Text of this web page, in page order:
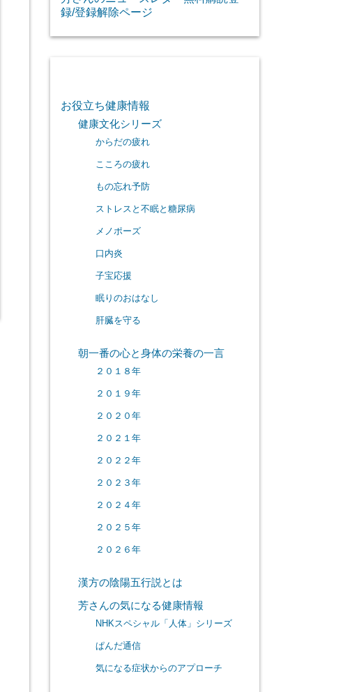
録/登録解除ページ
お役立ち健康情報
健康文化シリーズ
からだの疲れ
こころの疲れ
もの忘れ予防
ストレスと不眠と糖尿病
メノポーズ
口内炎
子宝応援
眠りのおはなし
肝臓を守る
朝一番の心と身体の栄養の一言
２０１８年
２０１９年
２０２０年
２０２１年
２０２２年
２０２３年
２０２４年
２０２５年
２０２６年
漢方の陰陽五行説とは
芳さんの気になる健康情報
NHKスペシャル「人体」シリーズ
ぱんだ通信
気になる症状からのアプローチ